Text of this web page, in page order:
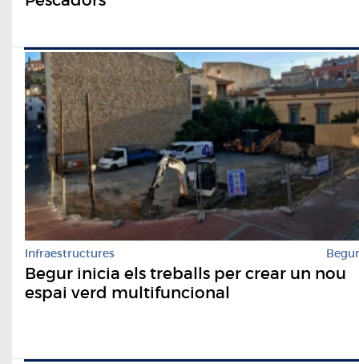
Infraestructures Begur
Begur inicia els treballs per crear un nou
espai verd multifuncional